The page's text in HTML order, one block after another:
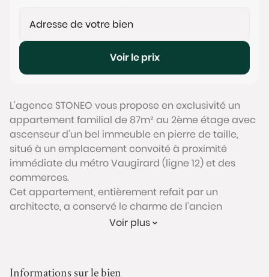
Voir le prix
L'agence STONEO vous propose en exclusivité un
appartement familial de 87m² au 2ème étage avec
ascenseur d'un bel immeuble en pierre de taille,
situé à un emplacement convoité à proximité
immédiate du métro Vaugirard (ligne 12) et des
commerces.
Cet appartement, entièrement refait par un
architecte, a conservé le charme de l’ancien
(parquet, moulures) tout en proposant un
Voir plus
Informations sur le bien